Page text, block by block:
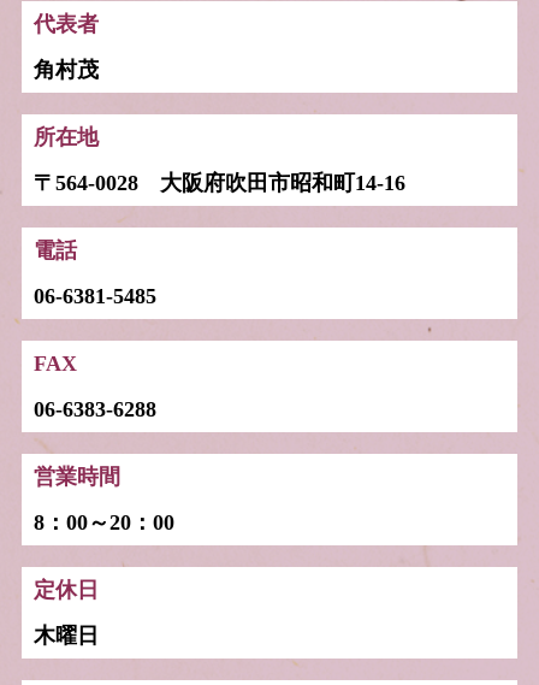
代表者
角村茂
所在地
〒564-0028 大阪府吹田市昭和町14-16
電話
06-6381-5485
FAX
06-6383-6288
営業時間
8：00～20：00
定休日
木曜日